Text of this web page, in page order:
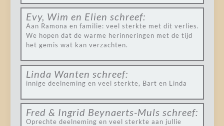
Evy, Wim en Elien schreef:
Aan Ramona en familie: veel sterkte met dit verlies.
We hopen dat de warme herinneringen met de tijd
het gemis wat kan verzachten.
Linda Wanten schreef:
innige deelneming en veel sterkte, Bart en Linda
Fred & Ingrid Beynaerts-Muls schreef:
Oprechte deelneming en veel sterkte aan jullie